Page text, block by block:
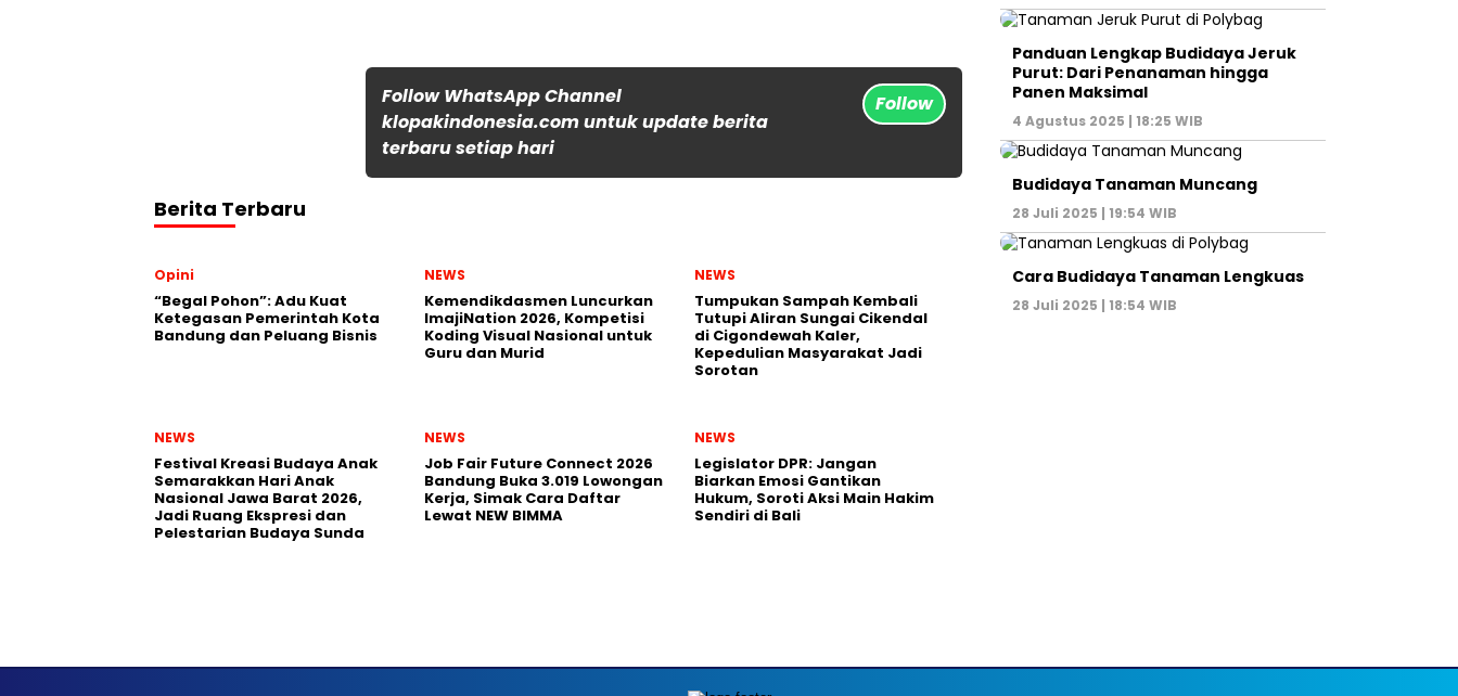
Follow WhatsApp Channel
klopakindonesia.com untuk update berita
terbaru setiap hari
Follow
Berita Terbaru
Opini
“Begal Pohon”: Adu Kuat
Ketegasan Pemerintah Kota
Bandung dan Peluang Bisnis
NEWS
Kemendikdasmen Luncurkan
ImajiNation 2026, Kompetisi
Koding Visual Nasional untuk
Guru dan Murid
NEWS
Tumpukan Sampah Kembali
Tutupi Aliran Sungai Cikendal
di Cigondewah Kaler,
Kepedulian Masyarakat Jadi
Sorotan
NEWS
Festival Kreasi Budaya Anak
Semarakkan Hari Anak
Nasional Jawa Barat 2026,
Jadi Ruang Ekspresi dan
Pelestarian Budaya Sunda
NEWS
Job Fair Future Connect 2026
Bandung Buka 3.019 Lowongan
Kerja, Simak Cara Daftar
Lewat NEW BIMMA
NEWS
Legislator DPR: Jangan
Biarkan Emosi Gantikan
Hukum, Soroti Aksi Main Hakim
Sendiri di Bali
Panduan Lengkap Budidaya Jeruk
Purut: Dari Penanaman hingga
Panen Maksimal
4 Agustus 2025 | 18:25 WIB
Budidaya Tanaman Muncang
28 Juli 2025 | 19:54 WIB
Cara Budidaya Tanaman Lengkuas
28 Juli 2025 | 18:54 WIB